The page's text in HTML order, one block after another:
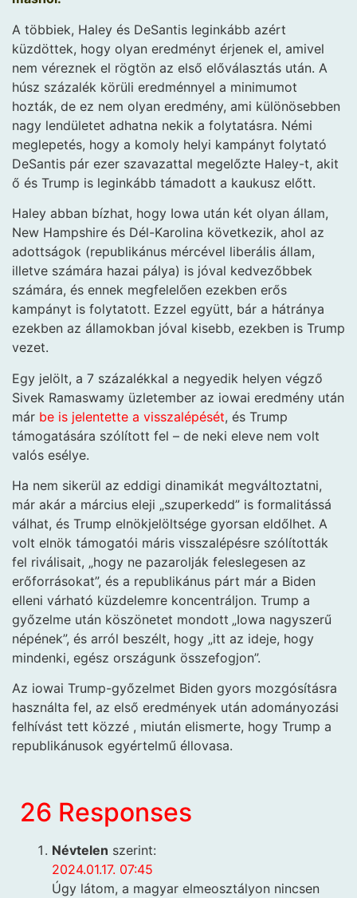
A többiek, Haley és DeSantis leginkább azért
küzdöttek, hogy olyan eredményt érjenek el, amivel
nem véreznek el rögtön az első előválasztás után. A
húsz százalék körüli eredménnyel a minimumot
hozták, de ez nem olyan eredmény, ami különösebben
nagy lendületet adhatna nekik a folytatásra. Némi
meglepetés, hogy a komoly helyi kampányt folytató
DeSantis pár ezer szavazattal megelőzte Haley-t, akit
ő és Trump is leginkább támadott a kaukusz előtt.
Haley abban bízhat, hogy Iowa után két olyan állam,
New Hampshire és Dél-Karolina következik, ahol az
adottságok (republikánus mércével liberális állam,
illetve számára hazai pálya) is jóval kedvezőbbek
számára, és ennek megfelelően ezekben erős
kampányt is folytatott. Ezzel együtt, bár a hátránya
ezekben az államokban jóval kisebb, ezekben is Trump
vezet.
Egy jelölt, a 7 százalékkal a negyedik helyen végző
Sivek Ramaswamy üzletember az iowai eredmény után
már be is jelentette a visszalépését, és Trump
támogatására szólított fel – de neki eleve nem volt
valós esélye.
Ha nem sikerül az eddigi dinamikát megváltoztatni,
már akár a március eleji „szuperkedd” is formalitássá
válhat, és Trump elnökjelöltsége gyorsan eldőlhet. A
volt elnök támogatói máris visszalépésre szólították
fel riválisait, „hogy ne pazarolják feleslegesen az
erőforrásokat”, és a republikánus párt már a Biden
elleni várható küzdelemre koncentráljon. Trump a
győzelme után köszönetet mondott „Iowa nagyszerű
népének”, és arról beszélt, hogy „itt az ideje, hogy
mindenki, egész országunk összefogjon”.
Az iowai Trump-győzelmet Biden gyors mozgósításra
használta fel, az első eredmények után adományozási
felhívást tett közzé , miután elismerte, hogy Trump a
republikánusok egyértelmű éllovasa.
26 Responses
Névtelen szerint:
2024.01.17. 07:45
Úgy látom, a magyar elmeosztályon nincsen